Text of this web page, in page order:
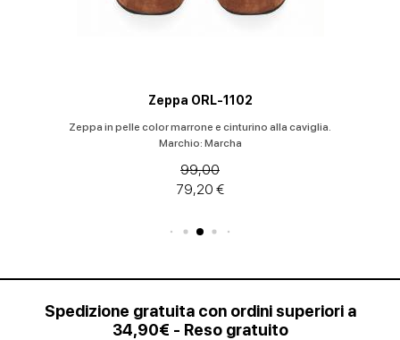
Zeppa ORL-1102
Zeppa in pelle color marrone e cinturino alla caviglia.
Marchio: Marcha
99,00
79,20 €
Spedizione gratuita con ordini superiori a
34,90€ - Reso gratuito